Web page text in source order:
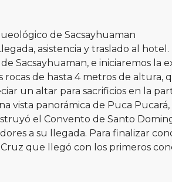
de Sacsayhuaman
asistencia y traslado al hotel.
Sacsayhuaman, e iniciaremos
de hasta 4 metros de
un altar para sacrificios en la
vista panorámica de Puca
el Convento de Santo
a su llegada. Para finalizar
que llegó con los primeros